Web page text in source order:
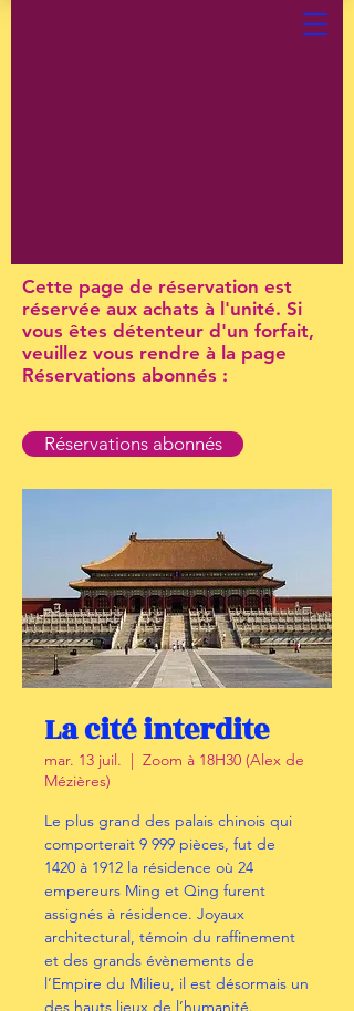
Cette page de réservation est
réservée aux achats à l'unité. Si
vous êtes détenteur d'un forfait,
veuillez vous rendre à la page
Réservations abonnés :
Réservations abonnés
La cité interdite
mar. 13 juil.
  |
Zoom à 18H30 (Alex de
Mézières)
Le plus grand des palais chinois qui
comporterait 9 999 pièces, fut de
1420 à 1912 la résidence où 24
empereurs Ming et Qing furent
assignés à résidence. Joyaux
architectural, témoin du raffinement
et des grands évènements de
l’Empire du Milieu, il est désormais un
des hauts lieux de l’humanité.